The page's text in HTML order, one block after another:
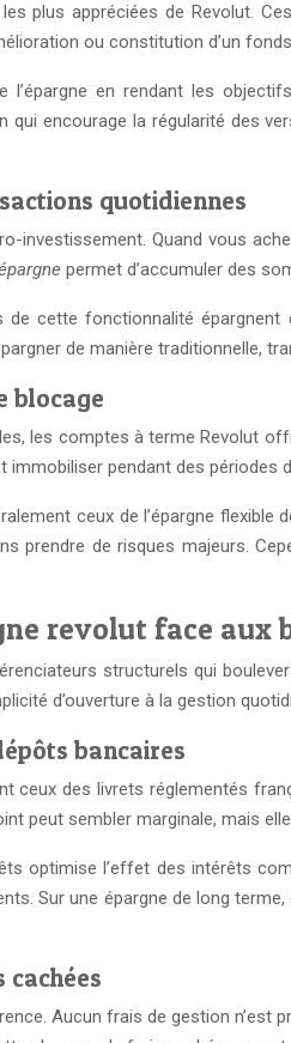
plus appréciées de Revolut.
ou constitution d’un
en rendant les
encourage la régularité des
quotidiennes
investissement. Quand vous
permet d’accumuler des
cette fonctionnalité
de manière traditionnelle,
blocage
les comptes à terme Revolut
pendant des périodes
ceux de l’épargne
prendre de risques majeurs.
revolut face aux
structurels qui
d’ouverture à la gestion
bancaires
des livrets réglementés
peut sembler marginale, mais
optimise l’effet des intérêts
Sur une épargne de long
cachées
Aucun frais de gestion n’est